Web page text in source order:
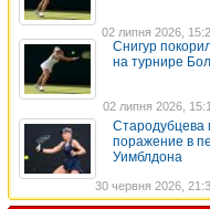
02 липня 2026,
Снигур
на турнире
02 липня 2026,
Стародубцева
поражение в
Уимблдона
30 червня 2026,